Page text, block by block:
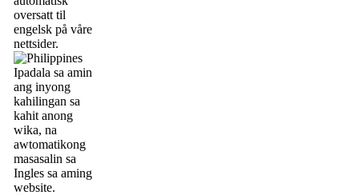
oversatt til
engelsk på våre
nettsider.
Ipadala sa amin
ang inyong
kahilingan sa
kahit anong
wika, na
awtomatikong
masasalin sa
Ingles sa aming
website.